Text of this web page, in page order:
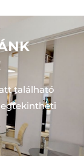
található